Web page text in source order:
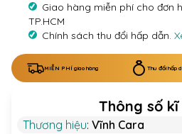
Giao hàng miễn phí cho đơn
TP.HCM
Chính sách thu đổi hấp dẫn.
MIỄN PHÍ giao hàng Thu đổi hấp
Thông số
Thương hiệu: Vĩnh Cara